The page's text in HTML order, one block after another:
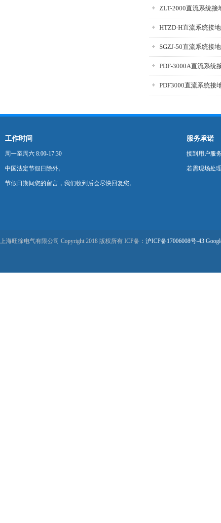
ZLT-2000直流系统接
HTZD-H直流系统接
SGZJ-50直流系统接
PDF-3000A直流系统
PDF3000直流系统接
工作时间
周一至周六 8:00-17:30
中国法定节假日除外。
节假日期间您的留言，我们收到后会尽快回复您。
服务承诺
接到用户服
若需现场处
上海旺徐电气有限公司 Copyright 2018 版权所有 ICP备： 沪ICP备17006008号-43